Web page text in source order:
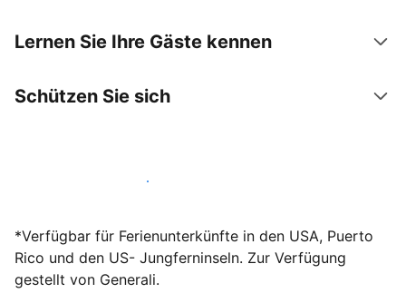
Lernen Sie Ihre Gäste kennen
Schützen Sie sich
Werden Sie noch heute Gastgeber
*Verfügbar für Ferienunterkünfte in den USA, Puerto
Rico und den US- Jungferninseln. Zur Verfügung
gestellt von Generali.